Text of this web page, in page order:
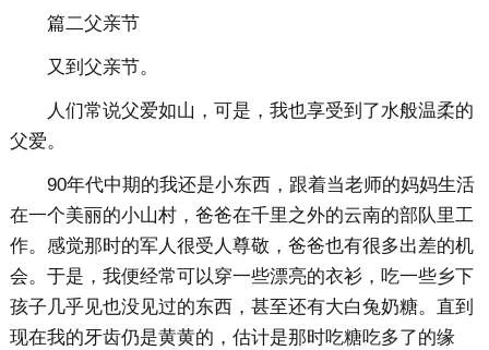
篇二父亲节
又到父亲节。
人们常说父爱如山，可是，我也享受到了水般温柔的
父爱。
90年代中期的我还是小东西，跟着当老师的妈妈生活
在一个美丽的小山村，爸爸在千里之外的云南的部队里工
作。感觉那时的军人很受人尊敬，爸爸也有很多出差的机
会。于是，我便经常可以穿一些漂亮的衣衫，吃一些乡下
孩子几乎见也没见过的东西，甚至还有大白兔奶糖。直到
现在我的牙齿仍是黄黄的，估计是那时吃糖吃多了的缘